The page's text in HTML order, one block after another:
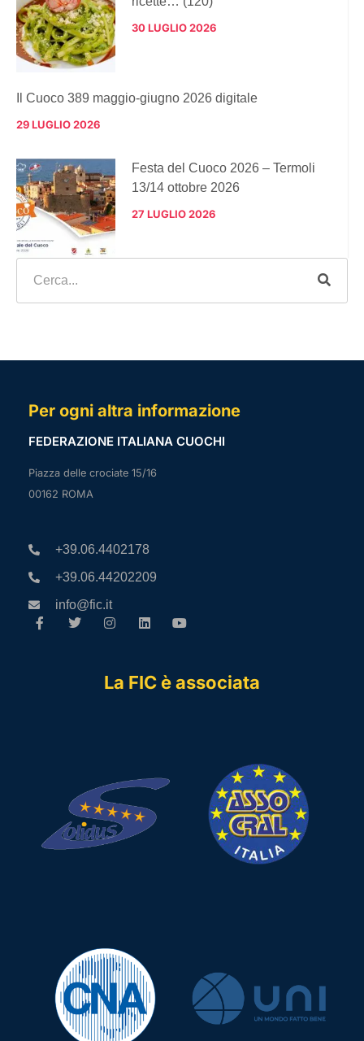
30 LUGLIO 2026
Il Cuoco 389 maggio-giugno 2026 digitale
29 LUGLIO 2026
Festa del Cuoco 2026 – Termoli
13/14 ottobre 2026
27 LUGLIO 2026
Per ogni altra informazione
FEDERAZIONE ITALIANA CUOCHI
Piazza delle crociate 15/16
00162 ROMA
+39.06.4402178
+39.06.44202209
info@fic.it
La FIC è associata